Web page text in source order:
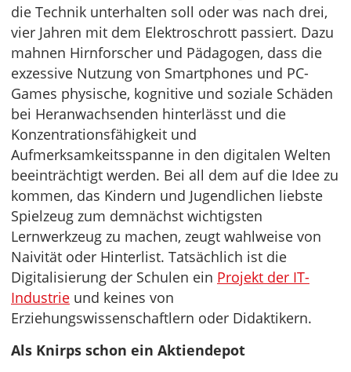
die Technik unterhalten soll oder was nach drei,
vier Jahren mit dem Elektroschrott passiert. Dazu
mahnen Hirnforscher und Pädagogen, dass die
exzessive Nutzung von Smartphones und PC-
Games physische, kognitive und soziale Schäden
bei Heranwachsenden hinterlässt und die
Konzentrationsfähigkeit und
Aufmerksamkeitsspanne in den digitalen Welten
beeinträchtigt werden. Bei all dem auf die Idee zu
kommen, das Kindern und Jugendlichen liebste
Spielzeug zum demnächst wichtigsten
Lernwerkzeug zu machen, zeugt wahlweise von
Naivität oder Hinterlist. Tatsächlich ist die
Digitalisierung der Schulen ein Projekt der IT-
Industrie und keines von
Erziehungswissenschaftlern oder Didaktikern.
Als Knirps schon ein Aktiendepot